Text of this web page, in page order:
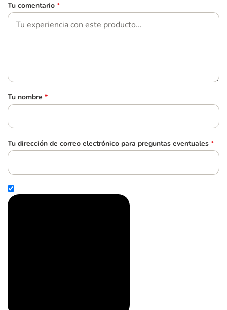
Tu comentario *
Tu nombre *
Tu dirección de correo electrónico para preguntas eventuales *